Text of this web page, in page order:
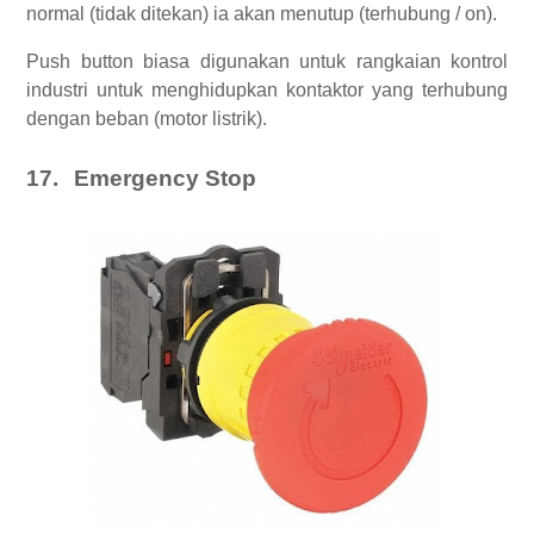
normal (tidak ditekan) ia akan menutup (terhubung / on).
Push button biasa digunakan untuk rangkaian kontrol
industri untuk menghidupkan kontaktor yang terhubung
dengan beban (motor listrik).
17. Emergency Stop